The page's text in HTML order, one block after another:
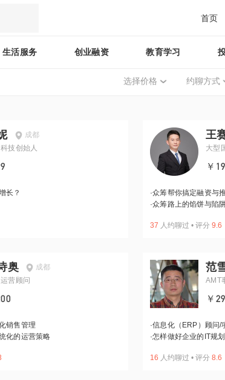
首页
生活服务 创业融资 教育学习
选择价格 约聊方式
成都
技创始人
长？
王
大型
￥
·众筹帮你搞定融资与
·众筹路上的馅饼与陷
37 人约聊过 • 评分 9.6
奥
成都
营顾问
销售管理
化的运营策略
范
AMT
￥
·信息化（ERP）顾问/
·怎样做好企业的IT规划
16 人约聊过 • 评分 8.6